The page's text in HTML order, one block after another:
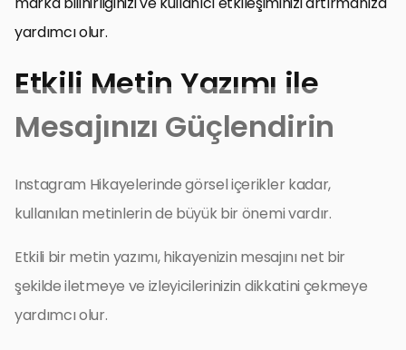
yardımcı olur.
Etkili Metin Yazımı ile
Mesajınızı Güçlendirin
Instagram Hikayelerinde görsel içerikler kadar,
kullanılan metinlerin de büyük bir önemi vardır.
Etkili bir metin yazımı, hikayenizin mesajını net bir
şekilde iletmeye ve izleyicilerinizin dikkatini çekmeye
yardımcı olur.